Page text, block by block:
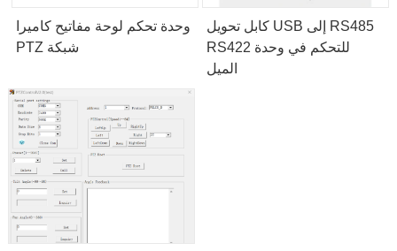
وحدة تحكم لوحة مفاتيح كاميرا
PTZ شبكة
كابل تحويل USB إلى RS485
RS422 للتحكم في وحدة
الميل